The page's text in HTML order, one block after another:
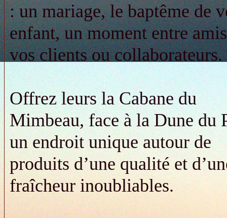
: un mariage, le baptême de
enfant, un moment entre
vos clients ou collaborateurs.
Offrez leurs la Cabane du
Mimbeau, face à la Dune du
un endroit unique autour de
produits d’une qualité et
fraîcheur inoubliables.